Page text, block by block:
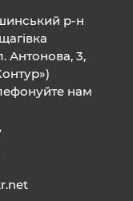
р-н
Антонова, 3,
нам